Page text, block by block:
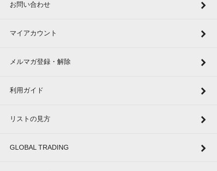
お問い合わせ
マイアカウント
メルマガ登録・解除
利用ガイド
リストの見方
GLOBAL TRADING